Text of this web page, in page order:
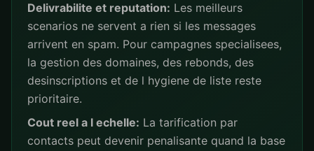
Delivrabilite et reputation: Les meilleurs
scenarios ne servent a rien si les messages
arrivent en spam. Pour campagnes specialisees,
la gestion des domaines, des rebonds, des
desinscriptions et de l hygiene de liste reste
prioritaire.
Cout reel a l echelle: La tarification par
contacts peut devenir penalisante quand la base